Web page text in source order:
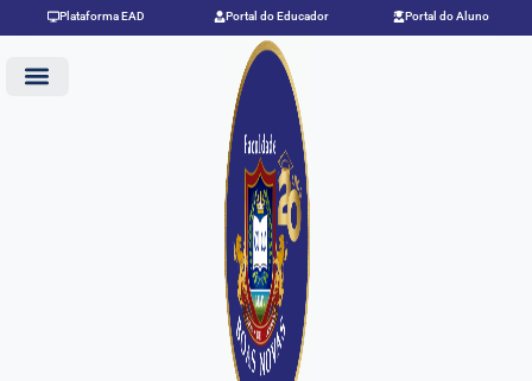
para
Plataforma EAD Portal do Educador Portal do Aluno